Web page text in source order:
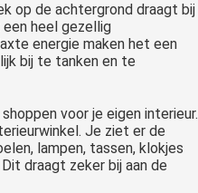
op de achtergrond draagt bij
heel gezellig
energie maken het een
bij te tanken en te
voor je eigen interieur.
Je ziet er de
lampen, tassen, klokjes
draagt zeker bij aan de